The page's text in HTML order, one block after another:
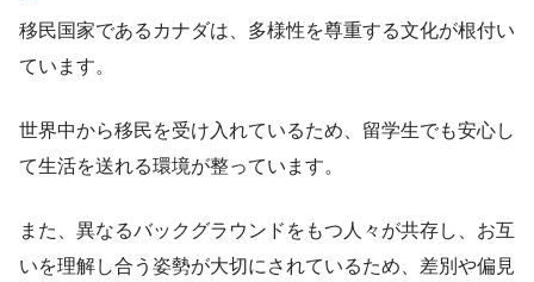
移民国家であるカナダは、多様性を尊重する文化が根付い
ています。
世界中から移民を受け入れているため、留学生でも安心し
て生活を送れる環境が整っています。
また、異なるバックグラウンドをもつ人々が共存し、お互
いを理解し合う姿勢が大切にされているため、差別や偏見